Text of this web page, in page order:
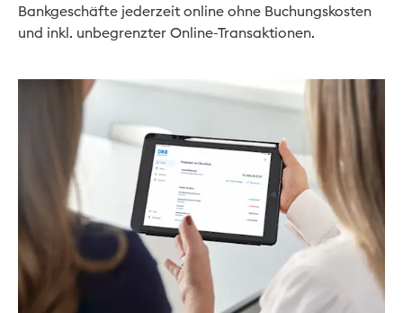
Bankgeschäfte jederzeit online ohne Buchungskosten
und inkl. unbegrenzter Online-Transaktionen.